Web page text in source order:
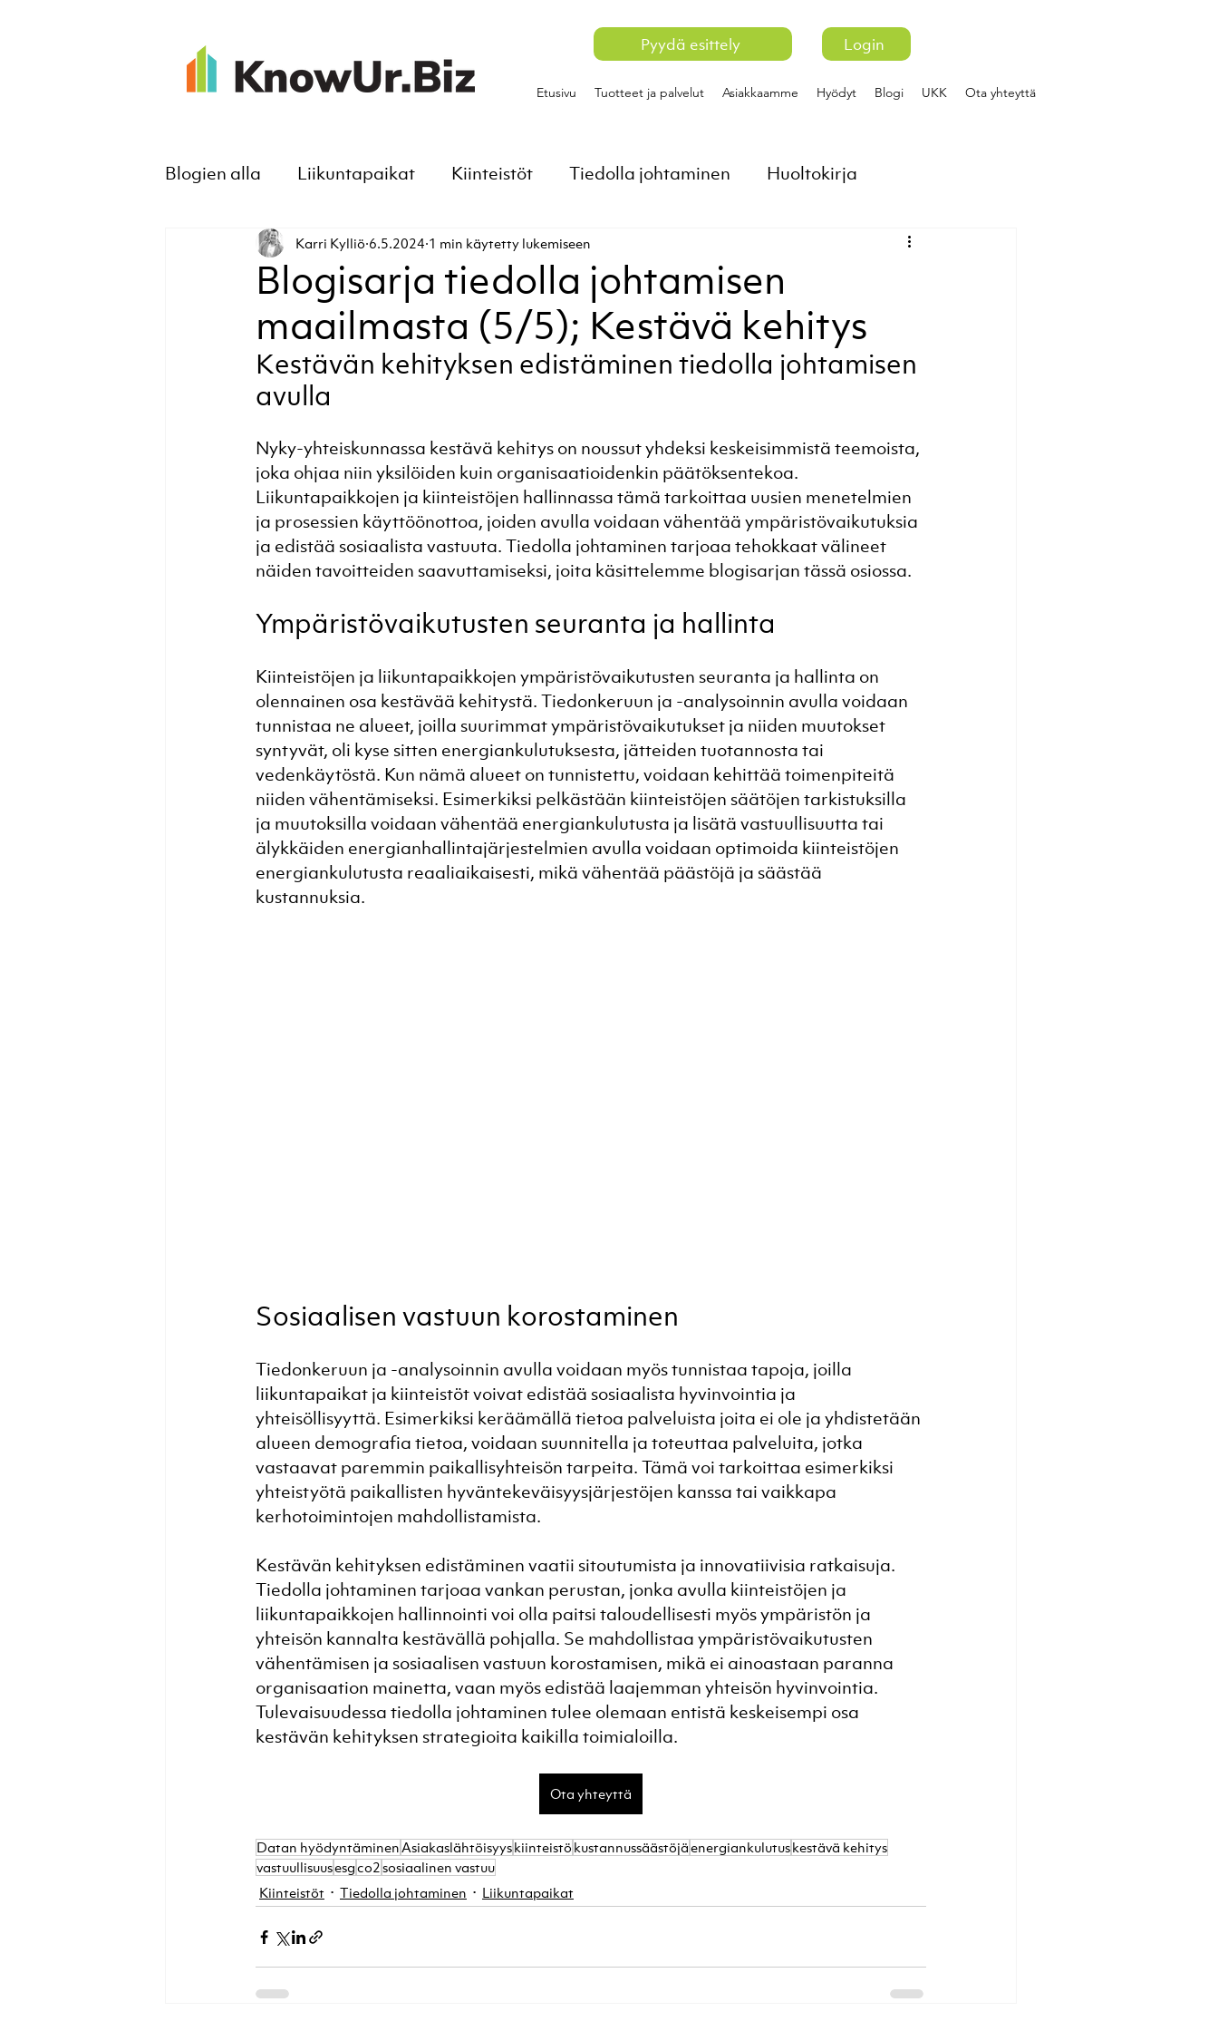
Pyydä esittely Login
Etusivu Tuotteet ja palvelut Asiakkaamme Hyödyt Blogi UKK Ota yhteyttä
Blogien alla Liikuntapaikat Kiinteistöt Tiedolla johtaminen Huoltokirja
Blogisarja tiedolla johtamisen
maailmasta (5/5); Kestävä kehitys
Karri Kylliö 6.5.2024 1 min käytetty lukemiseen
Kestävän kehityksen edistäminen tiedolla johtamisen
avulla
Nyky-yhteiskunnassa kestävä kehitys on noussut yhdeksi keskeisimmistä teemoista,
joka ohjaa niin yksilöiden kuin organisaatioidenkin päätöksentekoa.
Liikuntapaikkojen ja kiinteistöjen hallinnassa tämä tarkoittaa uusien menetelmien
ja prosessien käyttöönottoa, joiden avulla voidaan vähentää ympäristövaikutuksia
ja edistää sosiaalista vastuuta. Tiedolla johtaminen tarjoaa tehokkaat välineet
näiden tavoitteiden saavuttamiseksi, joita käsittelemme blogisarjan tässä osiossa.
Ympäristövaikutusten seuranta ja hallinta
Kiinteistöjen ja liikuntapaikkojen ympäristövaikutusten seuranta ja hallinta on
olennainen osa kestävää kehitystä. Tiedonkeruun ja -analysoinnin avulla voidaan
tunnistaa ne alueet, joilla suurimmat ympäristövaikutukset ja niiden muutokset
syntyvät, oli kyse sitten energiankulutuksesta, jätteiden tuotannosta tai
vedenkäytöstä. Kun nämä alueet on tunnistettu, voidaan kehittää toimenpiteitä
niiden vähentämiseksi. Esimerkiksi pelkästään kiinteistöjen säätöjen tarkistuksilla
ja muutoksilla voidaan vähentää energiankulutusta ja lisätä vastuullisuutta tai
älykkäiden energianhallintajärjestelmien avulla voidaan optimoida kiinteistöjen
energiankulutusta reaaliaikaisesti, mikä vähentää päästöjä ja säästää
kustannuksia.
Sosiaalisen vastuun korostaminen
Tiedonkeruun ja -analysoinnin avulla voidaan myös tunnistaa tapoja, joilla
liikuntapaikat ja kiinteistöt voivat edistää sosiaalista hyvinvointia ja
yhteisöllisyyttä. Esimerkiksi keräämällä tietoa palveluista joita ei ole ja yhdistetään
alueen demografia tietoa, voidaan suunnitella ja toteuttaa palveluita, jotka
vastaavat paremmin paikallisyhteisön tarpeita. Tämä voi tarkoittaa esimerkiksi
yhteistyötä paikallisten hyväntekeväisyysjärjestöjen kanssa tai vaikkapa
kerhotoimintojen mahdollistamista.
Kestävän kehityksen edistäminen vaatii sitoutumista ja innovatiivisia ratkaisuja.
Tiedolla johtaminen tarjoaa vankan perustan, jonka avulla kiinteistöjen ja
liikuntapaikkojen hallinnointi voi olla paitsi taloudellisesti myös ympäristön ja
yhteisön kannalta kestävällä pohjalla. Se mahdollistaa ympäristövaikutusten
vähentämisen ja sosiaalisen vastuun korostamisen, mikä ei ainoastaan paranna
organisaation mainetta, vaan myös edistää laajemman yhteisön hyvinvointia.
Tulevaisuudessa tiedolla johtaminen tulee olemaan entistä keskeisempi osa
kestävän kehityksen strategioita kaikilla toimialoilla.
Ota yhteyttä
Datan hyödyntäminenAsiakaslähtöisyyskiinteistö kustannussäästöjäenergiankulutuskestävä kehitys
vastuullisuusesgco2sosiaalinen vastuu
Kiinteistöt
Tiedolla johtaminen Liikuntapaikat